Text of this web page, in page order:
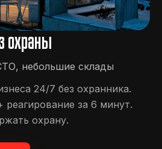
охраны
небольшие склады
24/7 без охранника.
за 6 минут.
охрану.